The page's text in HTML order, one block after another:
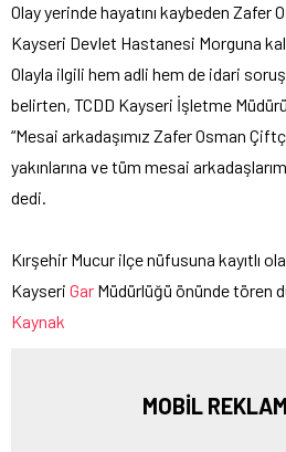
Olay yerinde hayatını kaybeden Zafer
Kayseri Devlet Hastanesi Morguna
Olayla ilgili hem adli hem de idari
belirten, TCDD Kayseri İşletme
“Mesai arkadaşımız Zafer Osman
yakınlarına ve tüm mesai
dedi.
Kırşehir Mucur ilçe nüfusuna kayıtlı
Kayseri Gar Müdürlüğü önünde tören
Kaynak
MOBİL